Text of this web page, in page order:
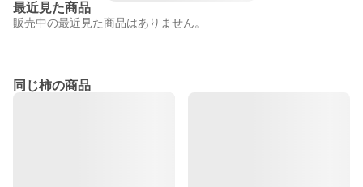
最近見た商品
販売中の最近見た商品はありません。
同じ柿の商品